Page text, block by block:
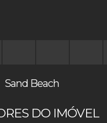
Sand Beach
DO IMÓVEL